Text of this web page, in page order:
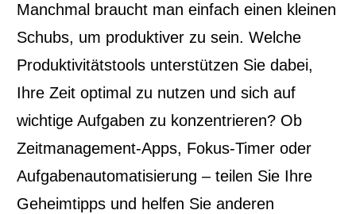
Manchmal braucht man einfach einen kleinen
Schubs, um produktiver zu sein. Welche
Produktivitätstools unterstützen Sie dabei,
Ihre Zeit optimal zu nutzen und sich auf
wichtige Aufgaben zu konzentrieren? Ob
Zeitmanagement-Apps, Fokus-Timer oder
Aufgabenautomatisierung – teilen Sie Ihre
Geheimtipps und helfen Sie anderen